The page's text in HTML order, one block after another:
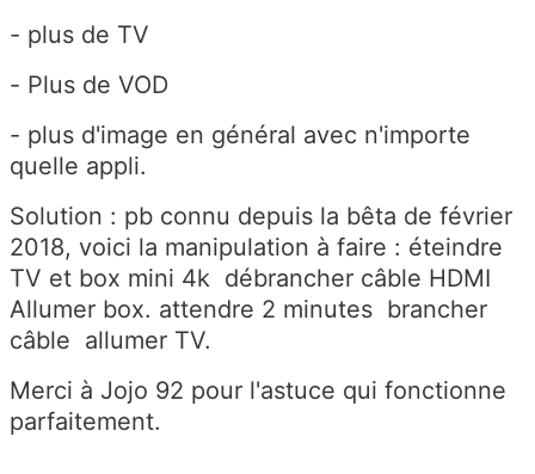
- plus de TV
- Plus de VOD
- plus d'image en général avec n'importe
quelle appli.
Solution : pb connu depuis la bêta de février
2018, voici la manipulation à faire : éteindre
TV et box mini 4k débrancher câble HDMI
Allumer box. attendre 2 minutes brancher
câble allumer TV.
Merci à Jojo 92 pour l'astuce qui fonctionne
parfaitement.